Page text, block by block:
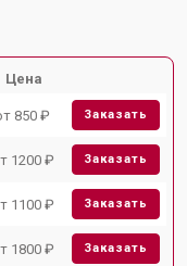
Цена
850 ₽ Заказать
1200 ₽ Заказать
1100 ₽ Заказать
1800 ₽ Заказать